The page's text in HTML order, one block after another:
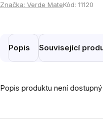
Značka: Verde MateKód: 11120
Popis Související
Popis produktu není dostupný